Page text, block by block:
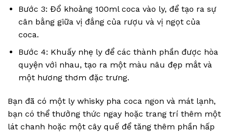
Bước 3: Đổ khoảng 100ml coca vào ly, để tạo ra sự
cân bằng giữa vị đắng của rượu và vị ngọt của
coca.
Bước 4: Khuấy nhẹ ly để các thành phần được hòa
quyện với nhau, tạo ra một màu nâu đẹp mắt và
một hương thơm đặc trưng.
Bạn đã có một ly whisky pha coca ngon và mát lạnh,
bạn có thể thưởng thức ngay hoặc trang trí thêm một
lát chanh hoặc một cây quế để tăng thêm phần hấp